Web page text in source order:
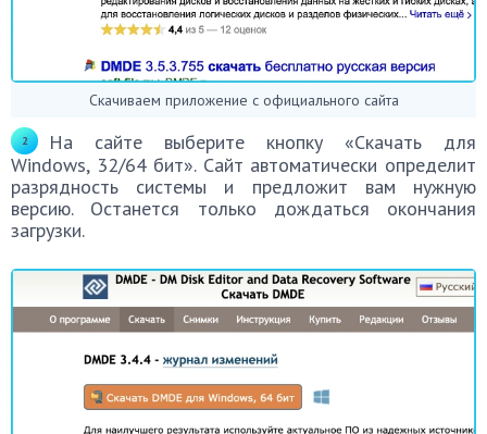
Скачиваем приложение с официального сайта
На сайте выберите кнопку «Скачать для
Windows, 32/64 бит». Сайт автоматически определит
разрядность системы и предложит вам нужную
версию. Останется только дождаться окончания
загрузки.